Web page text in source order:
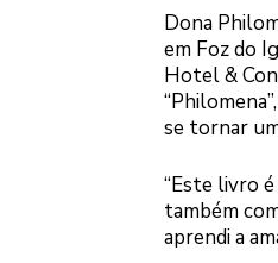
Dona
em Foz do
Hotel &
se tornar
“Este livro
também
aprendi a